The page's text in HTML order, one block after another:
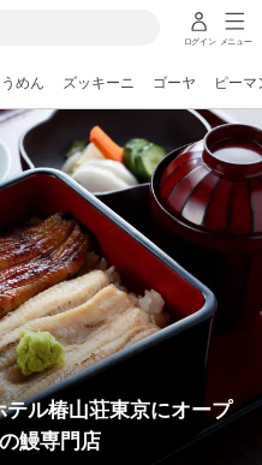
ログイン メニュー
めん ズッキーニ ゴーヤ ピーマ
ル椿山荘東京にオープ
鰻専門店